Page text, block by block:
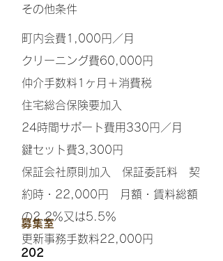
その他条件
町内会費1,000円／月
クリーニング費60,000円
仲介手数料1ヶ月＋消費税
住宅総合保険要加入
24時間サポート費用330円／月
鍵セット費3,300円
保証会社原則加入 保証委託料 契
約時・22,000円 月額・賃料総額
の2.2％又は5.5％
更新事務手数料22,000円
​募集室
202